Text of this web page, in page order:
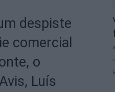
despiste
comercial
o
Luís